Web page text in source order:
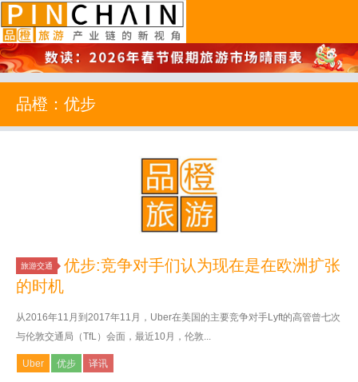
品橙旅游
品橙：优步
旅游交通
优步:竞争对手们认为现在是在欧洲扩张
的时机
从2016年11月到2017年11月，Uber在美国的主要竞争对手Lyft的高管曾七次
与伦敦交通局（TfL）会面，最近10月，伦敦...
Uber 优步 译讯